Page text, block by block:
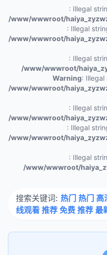
: Illegal
/www/wwwroot/
: Illegal
/www/wwwroot/
: Illegal
/www/wwwroot/
Warning:
/www/wwwroot/
: Illegal
/www/wwwroot/
: Illegal
/www/wwwroot/
: Illegal
/www/wwwroot/
搜索关键词: 热门 热门 高
线观看 推荐 免费 推荐 最